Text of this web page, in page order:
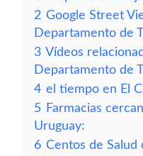
2 Google Street
Departamento de
3 Vídeos
Departamento de
4 el tiempo en El
5 Farmacias
Uruguay:
6 Centos de Salud